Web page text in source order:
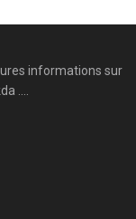
informations sur
....